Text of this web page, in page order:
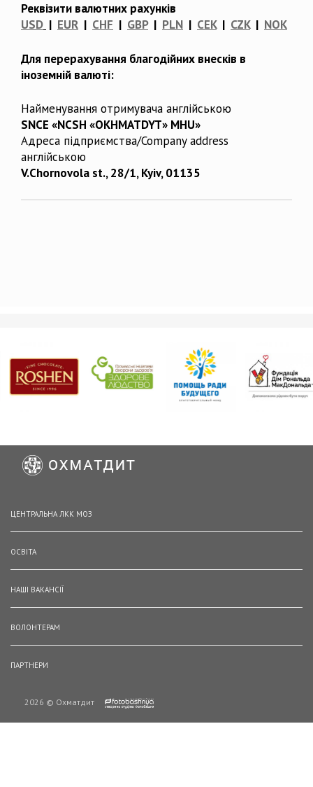
Реквізити валютних рахунків
USD | EUR | CHF | GBP| PLN | CEK| CZK| NOK
Для перерахування благодійних внесків в
іноземній валюті:
Найменування отримувача англійською
SNCE «NCSH «OKHMATDYT» MHU»
Адреса підприємства/Company address
англійською
V.Chornovola st., 28/1, Kyiv, 01135
ЦЕНТРАЛЬНА ЛКК МОЗ
ОСВІТА
НАШІ ВАКАНСІЇ
ВОЛОНТЕРАМ
ПАРТНЕРИ
2026 © Охматдит